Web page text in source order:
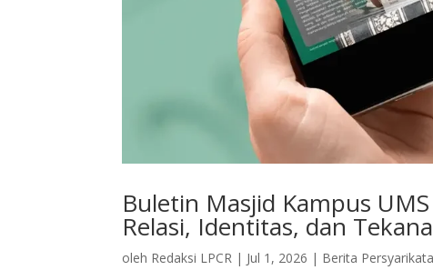
Buletin Masjid Kampus
Relasi, Identitas, dan
oleh Redaksi LPCR | Jul 1, 2026 | Berita